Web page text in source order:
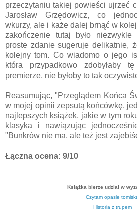
przeczytaniu takiej powieści ujrzeć
Jarosław Grzędowicz, co
wkurzy, ale i każe dalej brnąć w
zakończenie tutaj było niezwykle
proste zdanie sugeruje delikatnie,
kolejny tom. Co wiadomo o jego
która przypadkowo zdobyłaby
premierze, nie byłoby to tak
Reasumując, "Przeglądem Końca
w mojej opinii zepsutą końcówkę,
najlepszych książek, jakie w tym
klasyka i nawiązując
"Bunkrów nie ma, ale też jest
Łączna ocena: 9/10
Książka bierze udział w
Czytam opasłe
Historia z trupem